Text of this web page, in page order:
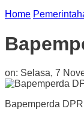
Home
on: Selasa, 7
Bapemperda